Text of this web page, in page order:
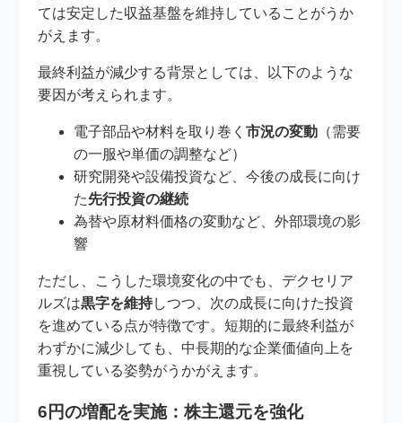
ては安定した収益基盤を維持していることがうか
がえます。
最終利益が減少する背景としては、以下のような
要因が考えられます。
電子部品や材料を取り巻く市況の変動 （需要
の一服や単価の調整など）
研究開発や設備投資など、今後の成長に向け
た先行投資の継続
為替や原材料価格の変動など、外部環境の影
響
ただし、こうした環境変化の中でも、デクセリア
ルズは黒字を維持しつつ、次の成長に向けた投資
を進めている点が特徴です。短期的に最終利益が
わずかに減少しても、中長期的な企業価値向上を
重視している姿勢がうかがえます。
6円の増配を実施：株主還元を強化